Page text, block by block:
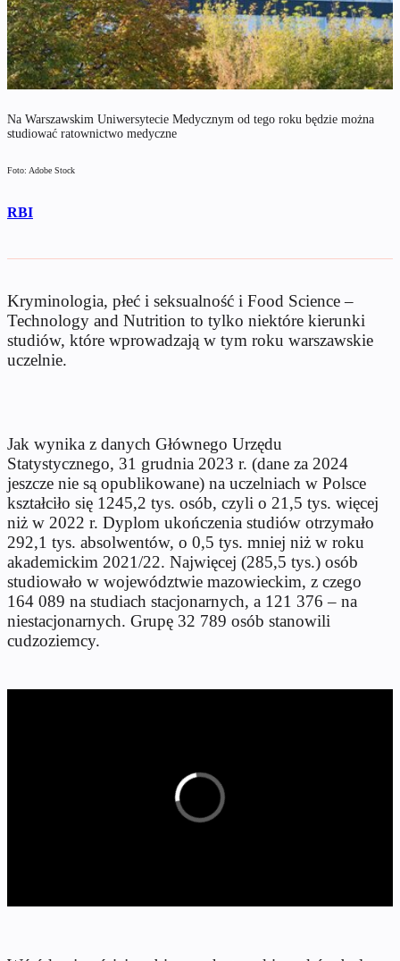
Na Warszawskim Uniwersytecie Medycznym od tego roku będzie można
studiować ratownictwo medyczne
Foto: Adobe Stock
RBI
Kryminologia, płeć i seksualność i Food Science –
Technology and Nutrition to tylko niektóre kierunki
studiów, które wprowadzają w tym roku warszawskie
uczelnie.
Jak wynika z danych Głównego Urzędu
Statystycznego, 31 grudnia 2023 r. (dane za 2024
jeszcze nie są opublikowane) na uczelniach w Polsce
kształciło się 1245,2 tys. osób, czyli o 21,5 tys. więcej
niż w 2022 r. Dyplom ukończenia studiów otrzymało
292,1 tys. absolwentów, o 0,5 tys. mniej niż w roku
akademickim 2021/22. Najwięcej (285,5 tys.) osób
studiowało w województwie mazowieckim, z czego
164 089 na studiach stacjonarnych, a 121 376 – na
niestacjonarnych. Grupę 32 789 osób stanowili
cudzoziemcy.